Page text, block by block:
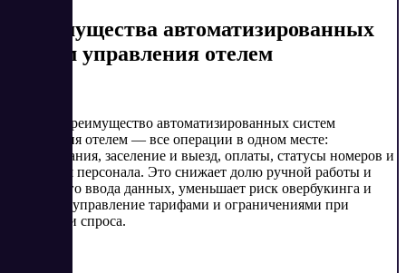
Преимущества автоматизированных
систем управления отелем
Главное преимущество автоматизированных систем
управления отелем — все операции в одном месте:
бронирования, заселение и выезд, оплаты, статусы номеров и
задачи для персонала. Это снижает долю ручной работы и
повторного ввода данных, уменьшает риск овербукинга и
упрощает управление тарифами и ограничениями при
изменении спроса.